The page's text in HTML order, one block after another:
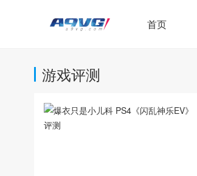
首页
游戏评测